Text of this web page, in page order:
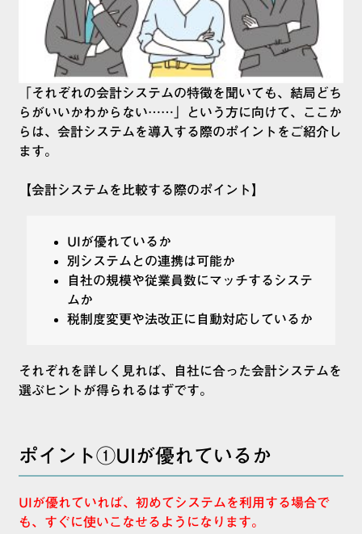
「それぞれの会計システムの特徴を聞いても、結局どち
らがいいかわからない……」という方に向けて、ここか
らは、会計システムを導入する際のポイントをご紹介し
ます。
【会計システムを比較する際のポイント】
UIが優れているか
別システムとの連携は可能か
自社の規模や従業員数にマッチするシステ
ムか
税制度変更や法改正に自動対応しているか
それぞれを詳しく見れば、自社に合った会計システムを
選ぶヒントが得られるはずです。
ポイント①UIが優れているか
UIが優れていれば、初めてシステムを利用する場合で
も、すぐに使いこなせるようになります。